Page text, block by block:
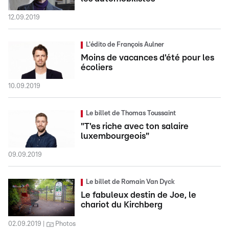
12.09.2019
L'édito de François Aulner
Moins de vacances d'été pour les
écoliers
10.09.2019
Le billet de Thomas Toussaint
"T'es riche avec ton salaire
luxembourgeois"
09.09.2019
Le billet de Romain Van Dyck
Le fabuleux destin de Joe, le
chariot du Kirchberg
02.09.2019 Photos